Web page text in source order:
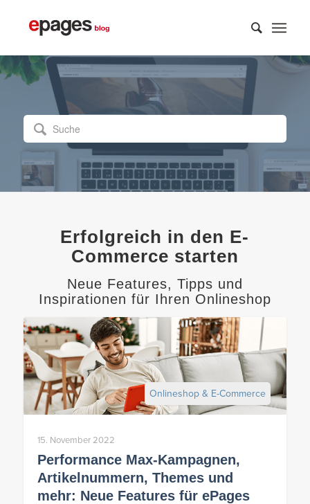

Erfolgreich in den E-
Commerce starten
Neue Features, Tipps und
Inspirationen für Ihren Onlineshop
Performance Max-Kampagnen,
Artikelnummern, Themes und
mehr: Neue Features für ePages
15. November 2022
Onlineshop & E-Commerce